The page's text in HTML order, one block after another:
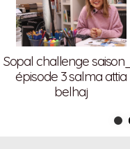
Sopal challenge
épisode 3 salma attia
belhaj